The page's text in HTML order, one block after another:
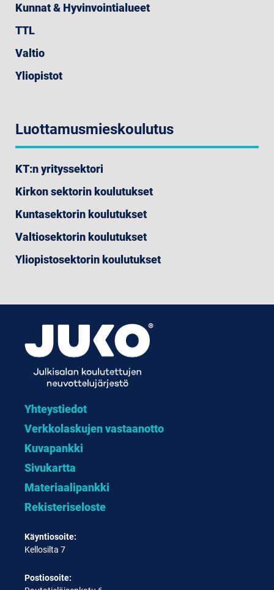
Kunnat & Hyvinvointialueet
TTL
Valtio
Yliopistot
Luottamusmieskoulutus
KT:n yrityssektori
Kirkon sektorin koulutukset
Kuntasektorin koulutukset
Valtiosektorin koulutukset
Yliopistosektorin koulutukset
Yhteystiedot
Verkkolaskujen vastaanotto
Kuvapankki
Sivukartta
Materiaalipankki
Rekisteriseloste
Käyntiosoite:
Kellosilta 7
Postiosoite: